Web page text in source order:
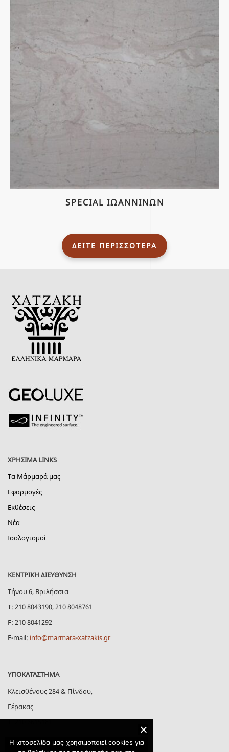
SPECIAL ΙΩΑΝΝΙΝΩΝ
ΔΕΙΤΕ ΠΕΡΙΣΣΟΤΕΡΑ
ΧΡΗΣΙΜΑ LINKS
Τα Μάρμαρά μας
Εφαρμογές
Εκθέσεις
Νέα
Ισολογισμοί
ΚΕΝΤΡΙΚΗ ΔΙΕΥΘΥΝΣΗ
Τήνου 6, Βριλήσσια
Τ: 210 8043190, 210 8048761
F: 210 8041292
E-mail: info@marmara-xatzakis.gr
ΥΠΟΚΑΤΑΣΤΗΜΑ
Κλεισθένους 284 & Πίνδου,
Γέρακας
Τ: 210 6615181
Η ιστοσελίδα μας χρησιμοποιεί cookies για